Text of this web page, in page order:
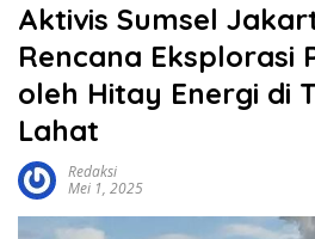
Aktivis Sumsel
Rencana Eksplorasi
oleh Hitay Energi di
Lahat
Redaksi
Mei 1, 2025